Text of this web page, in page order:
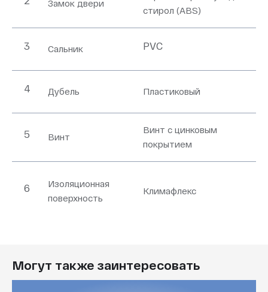
Замок двери
стирол (ABS)
3 Сальник PVC
4 Дубель Пластиковый
5 Винт
Винт с цинковым
покрытием
6
Изоляционная
поверхность
Климафлекс
Могут также заинтересовать